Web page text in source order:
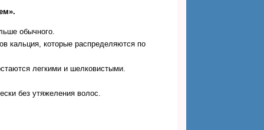
обычного.
кальция, которые распределяются по
легкими и шелковистыми.
без утяжеления волос.